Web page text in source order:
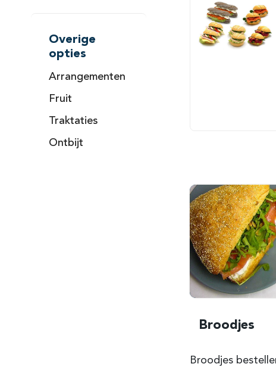
Overige
opties
Arrangementen
Fruit
Traktaties
Ontbijt
Broodjes
Broodjes